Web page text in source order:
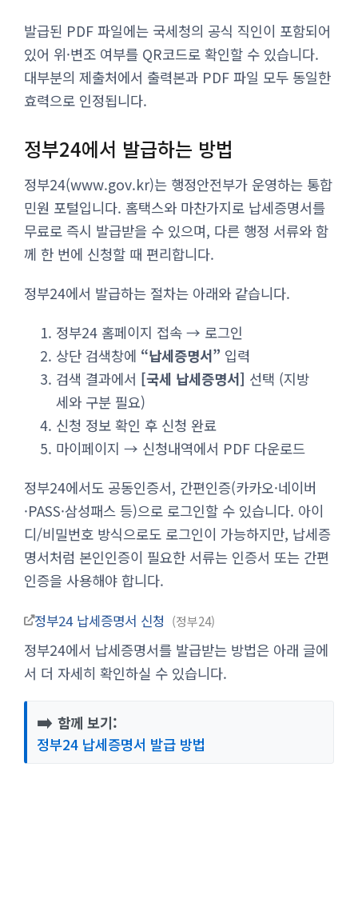
발급된 PDF 파일에는 국세청의 공식 직인이 포함되어
있어 위·변조 여부를 QR코드로 확인할 수 있습니다.
대부분의 제출처에서 출력본과 PDF 파일 모두 동일한
효력으로 인정됩니다.
정부24에서 발급하는 방법
정부24(www.gov.kr)는 행정안전부가 운영하는 통합
민원 포털입니다. 홈택스와 마찬가지로 납세증명서를
무료로 즉시 발급받을 수 있으며, 다른 행정 서류와 함
께 한 번에 신청할 때 편리합니다.
정부24에서 발급하는 절차는 아래와 같습니다.
정부24 홈페이지 접속 → 로그인
상단 검색창에 “납세증명서” 입력
검색 결과에서 [국세 납세증명서] 선택 (지방
세와 구분 필요)
신청 정보 확인 후 신청 완료
마이페이지 → 신청내역에서 PDF 다운로드
정부24에서도 공동인증서, 간편인증(카카오·네이버
·PASS·삼성패스 등)으로 로그인할 수 있습니다. 아이
디/비밀번호 방식으로도 로그인이 가능하지만, 납세증
명서처럼 본인인증이 필요한 서류는 인증서 또는 간편
인증을 사용해야 합니다.
정부24 납세증명서 신청 정부24
정부24에서 납세증명서를 발급받는 방법은 아래 글에
서 더 자세히 확인하실 수 있습니다.
➡️ 함께 보기:
정부24 납세증명서 발급 방법